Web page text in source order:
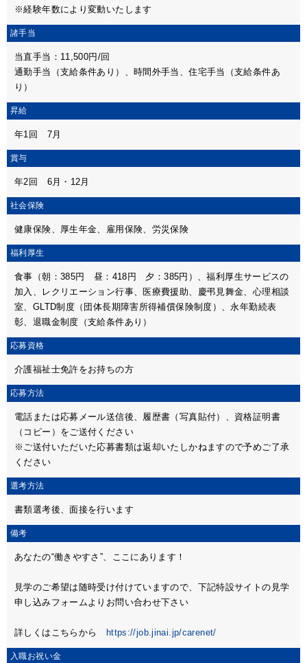
※経験年数により変動いたします
諸手当
当直手当：11,500円/回
通勤手当（支給条件あり）、時間外手当、住宅手当（支給条件あ
り）
昇給
年1回 7月
賞与
年2回 6月・12月
社会保険
健康保険、厚生年金、雇用保険、労災保険
福利厚生
食事（朝：385円 昼：418円 夕：385円）、福利厚生サービスの
加入、レクリエーション行事、医療費援助、慶弔見舞金、心理相談
室、GLTD制度（団体長期障害所得補償保険制度）、永年勤続表
彰、退職金制度（支給条件あり）
応募資格
介護福祉士免許をお持ちの方
応募方法
電話または応募メール送信後、履歴書（写真貼付）、資格証明書
（コピー）をご送付ください
※ご送付いただいた応募書類は返却いたしかねますので予めご了承
ください
選考方法
書類選考後、面接を行います
備考
あなたの“働きやすさ”、ここにあります！
見学のご希望は随時受け付けていますので、下記特設サイトの見学
申し込みフォームよりお問い合わせ下さい
詳しくはこちらから https://job.jinai.jp/carenet/
入職お祝い金